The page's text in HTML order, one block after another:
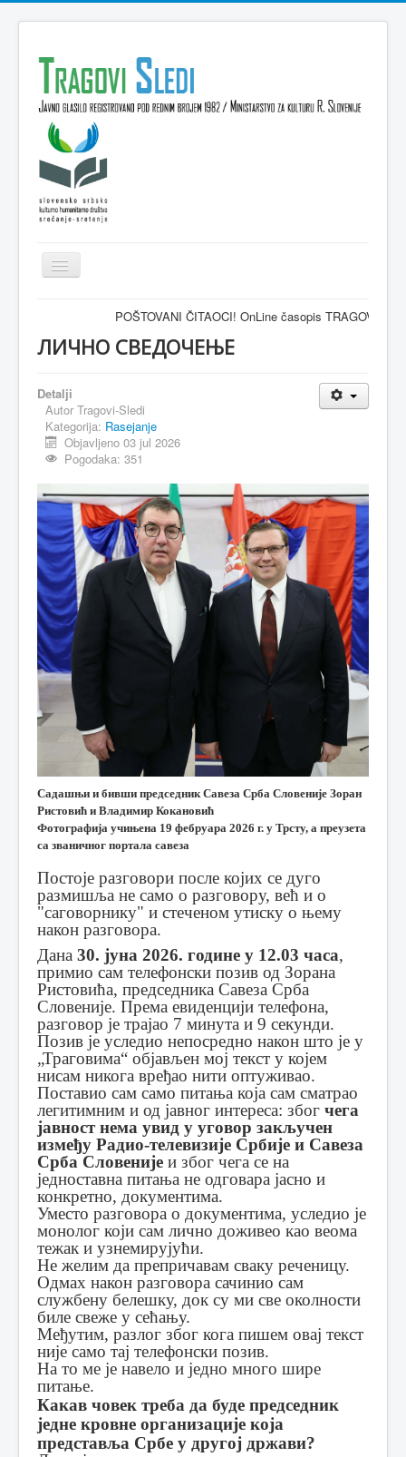
Isključi
navigaciju
VESTI
INTERVJU
MAGAZIN
FELJTON
SPORT
PISMA ČITALACA
IMPRESUM
POŠTOVANI ČITAOCI! OnLine časopis TRAGOVI-
ЛИЧНО СВЕДОЧЕЊЕ
Detalji
Autor Tragovi-Sledi
Kategorija: Rasejanje
Objavljeno 03 jul 2026
Pogodaka: 351
Садашњи и бивши председник Савеза Срба Словеније Зоран
Ристовић и Владимир Кокановић
Фотографија учињена 19 фебруара 2026 г. у Трсту, а преузета
са званичног портала савеза
Постоје разговори после којих се дуго
размишља не само о разговору, већ и о
"саговорнику" и стеченом утиску о њему
након разговора.
Дана 30. јуна 2026. године у 12.03 часа,
примио сам телефонски позив од Зорана
Ристовића, председника Савеза Срба
Словеније. Према евиденцији телефона,
разговор је трајао 7 минута и 9 секунди.
Позив је уследио непосредно након што је у
„Траговима“ објављен мој текст у којем
нисам никога вређао нити оптуживао.
Поставио сам само питања која сам сматрао
легитимним и од јавног интереса: због чега
јавност нема увид у уговор закључен
између Радио-телевизије Србије и Савеза
Срба Словеније и због чега се на
једноставна питања не одговара јасно и
конкретно, документима.
Уместо разговора о документима, уследио је
монолог који сам лично доживео као веома
тежак и узнемирујући.
Не желим да препричавам сваку реченицу.
Одмах након разговора сачинио сам
службену белешку, док су ми све околности
биле свеже у сећању.
Међутим, разлог због кога пишем овај текст
није само тај телефонски позив.
На то ме је навело и једно много шире
питање.
Какав човек треба да буде председник
једне кровне организације која
представља Србе у другој држави?